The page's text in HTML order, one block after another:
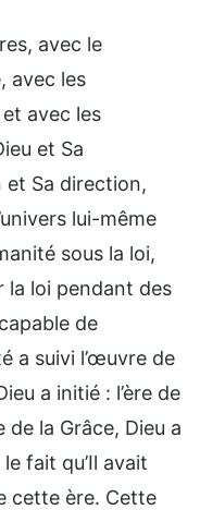
avec le
avec les
avec les
et Sa
et Sa direction,
lui-même
sous la loi,
la loi pendant des
de
a suivi l’œuvre de
a initié : l’ère de
de la Grâce, Dieu a
fait qu’Il avait
cette ère. Cette